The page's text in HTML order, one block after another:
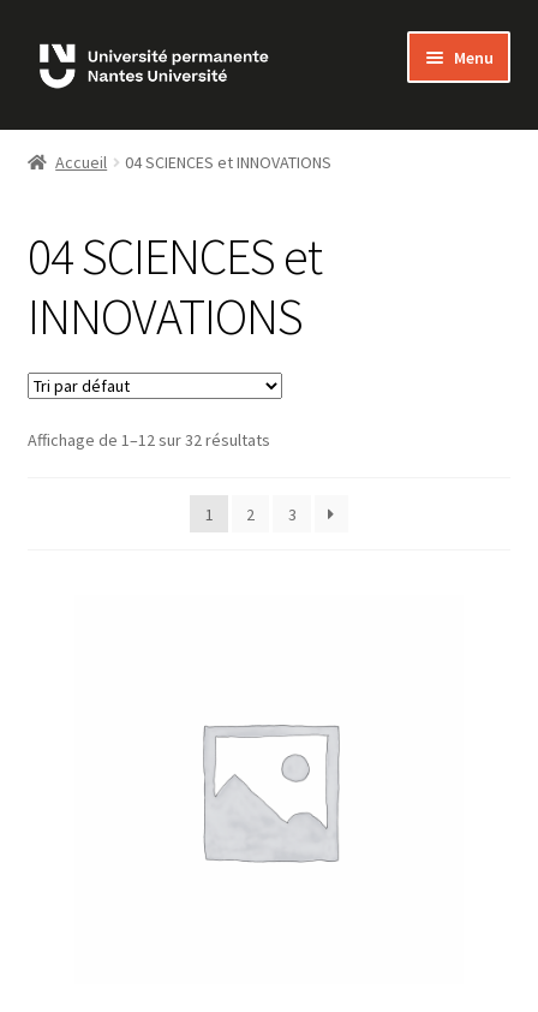
Skip
to
Skip
to
Menu
Bienvenue sur MonUP
ADHÉSIONS
LES COURS
FAQ
NOUS CONTACTER
Accueil 04 SCIENCES et INNOVATIONS
04 SCIENCES et
INNOVATIONS
Affichage de 1–12 sur 32 résultats
1 2 3